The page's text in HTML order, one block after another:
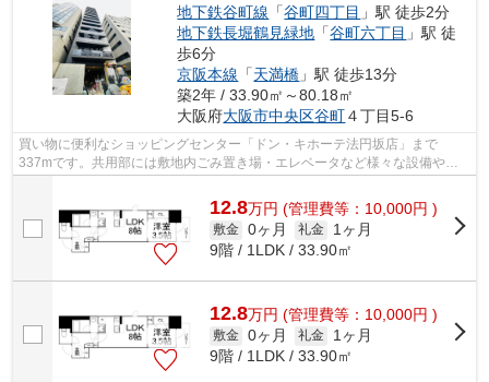
地下鉄谷町線 「谷町四丁目 」駅 徒歩2分
地下鉄長堀鶴見緑地 「谷町六丁目 」駅 徒
歩6分
京阪本線 「天満橋 」駅 徒歩13分
築2年 / 33.90㎡～80.18㎡
大阪府大阪市中央区谷町４丁目5-6
買い物に便利なショッピングセンター「ドン・キホーテ法円坂店」まで
337mです。共用部には敷地内ごみ置き場・エレベータなど様々な設備やサ
12.8万円 (管理費等：10,000円 )
敷金 0ヶ月 礼金
1ヶ月
9階 / 1LDK / 33.90㎡
12.8万円 (管理費等：10,000円 )
敷金 0ヶ月 礼金
1ヶ月
9階 / 1LDK / 33.90㎡